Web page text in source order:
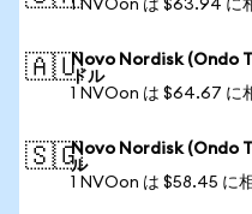
1 NVOon は $63.94 に
🇦🇺Novo Nordisk (Ondo
ドル
1 NVOon は $64.67 に
🇸🇬Novo Nordisk (Ondo
ル
1 NVOon は $58.45 に